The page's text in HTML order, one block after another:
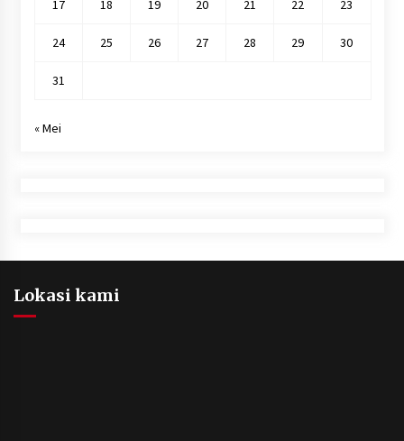
17 18 19 20 21 22 23
24 25 26 27 28 29 30
31
« Mei
Lokasi kami